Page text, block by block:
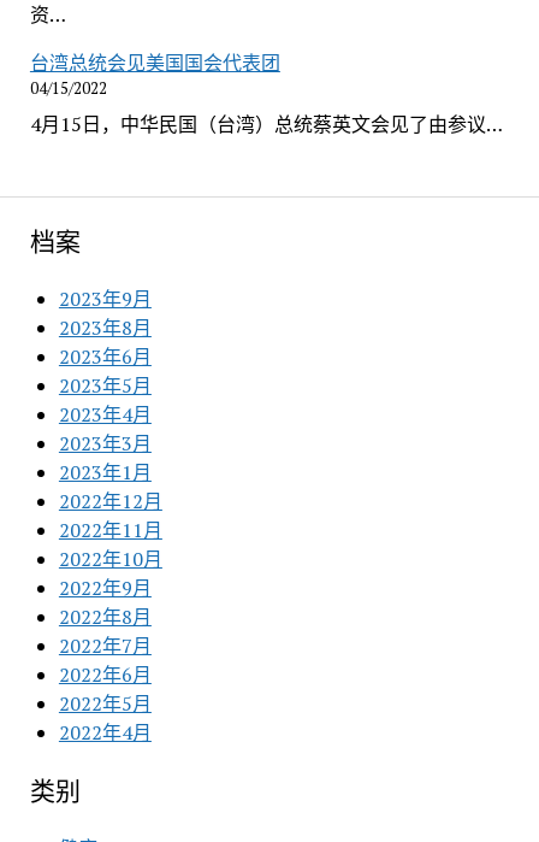
资…
台湾总统会见美国国会代表团
04/15/2022
4月15日，中华民国（台湾）总统蔡英文会见了由参议…
档案
2023年9月
2023年8月
2023年6月
2023年5月
2023年4月
2023年3月
2023年1月
2022年12月
2022年11月
2022年10月
2022年9月
2022年8月
2022年7月
2022年6月
2022年5月
2022年4月
类别